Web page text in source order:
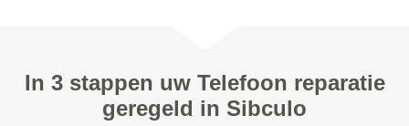
In 3 stappen uw Telefoon reparatie
geregeld in Sibculo